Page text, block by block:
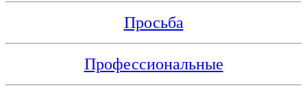
Просьба
Профессиональные